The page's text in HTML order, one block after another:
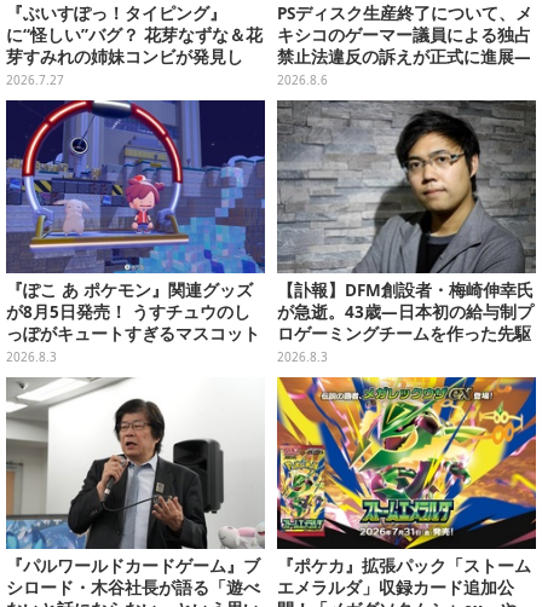
『ぶいすぽっ！タイピング』
に“怪しい”バグ？ 花芽なずな＆花
芽すみれの姉妹コンビが発見し
た、謎のコマンド&日記が意味深
2026.7.27
PSディスク生産終了について、メ
キシコのゲーマー議員による独占
禁止法違反の訴えが正式に進展―
「テクノロジーは自由を拡大する
ために役立つべき」
2026.8.6
『ぽこ あ ポケモン』関連グッズ
が8月5日発売！ うすチュウのし
っぽがキュートすぎるマスコット
など、まとめてご紹介
2026.8.3
【訃報】DFM創設者・梅崎伸幸氏
が急逝。43歳―日本初の給与制プ
ロゲーミングチームを作った先駆
者
2026.8.3
『パルワールドカードゲーム』ブ
シロード・木谷社長が語る「遊べ
『ポケカ』拡張パック「ストーム
エメラルダ」収録カード追加公